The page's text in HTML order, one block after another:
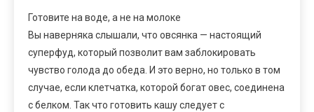
Готовите на воде, а не на молоке
Вы наверняка слышали, что овсянка — настоящий
суперфуд, который позволит вам заблокировать
чувство голода до обеда. И это верно, но только в том
случае, если клетчатка, которой богат овес, соединена
с белком. Так что готовить кашу следует с